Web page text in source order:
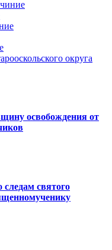
округа
освобождения от
следам святого